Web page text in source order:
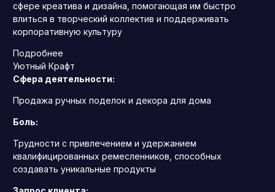
сфере креатива и дизайна, помогающая им быстро
влиться в творческий коллектив и поддерживать
корпоративную культуру
Подробнее
Уютный Крафт
Сфера деятельности:
Продажа ручных поделок и декора для дома
Боль:
Трудности с привлечением и удержанием
квалифицированных ремесленников, способных
создавать уникальные продукты